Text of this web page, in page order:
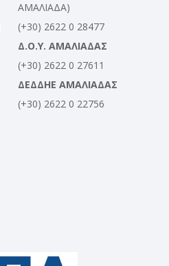
ΑΜΑΛΙΑΔΑ)
(+30) 2622 0 28477
Δ.Ο.Υ. ΑΜΑΛΙΑΔΑΣ
(+30) 2622 0 27611
ΔΕΔΔΗΕ ΑΜΑΛΙΑΔΑΣ
(+30) 2622 0 22756